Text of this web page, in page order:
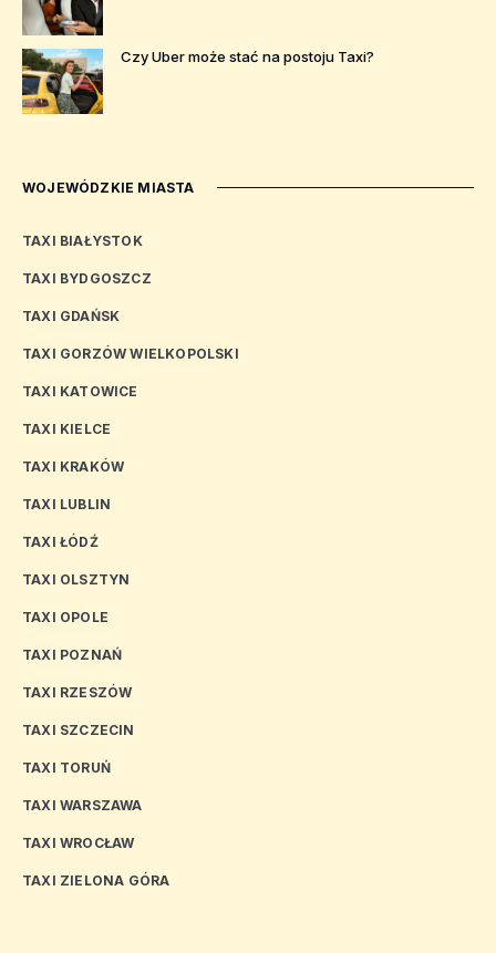
Czy Uber może stać na postoju Taxi?
WOJEWÓDZKIE MIASTA
TAXI BIAŁYSTOK
TAXI BYDGOSZCZ
TAXI GDAŃSK
TAXI GORZÓW WIELKOPOLSKI
TAXI KATOWICE
TAXI KIELCE
TAXI KRAKÓW
TAXI LUBLIN
TAXI ŁÓDŹ
TAXI OLSZTYN
TAXI OPOLE
TAXI POZNAŃ
TAXI RZESZÓW
TAXI SZCZECIN
TAXI TORUŃ
TAXI WARSZAWA
TAXI WROCŁAW
TAXI ZIELONA GÓRA